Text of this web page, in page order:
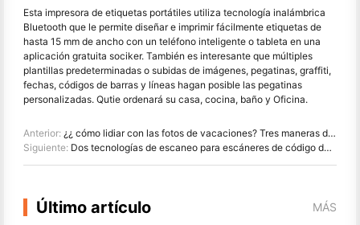
Esta impresora de etiquetas portátiles utiliza tecnología inalámbrica
Bluetooth que le permite diseñar e imprimir fácilmente etiquetas de
hasta 15 mm de ancho con un teléfono inteligente o tableta en una
aplicación gratuita sociker. También es interesante que múltiples
plantillas predeterminadas o subidas de imágenes, pegatinas, graffiti,
fechas, códigos de barras y líneas hagan posible las pegatinas
personalizadas. Qutie ordenará su casa, cocina, baño y Oficina.
Anterior: ¿¿ cómo lidiar con las fotos de vacaciones? Tres maneras de lograr resultados sorprendentes
Siguiente: Dos tecnologías de escaneo para escáneres de código de barras
Último artículo MÁS